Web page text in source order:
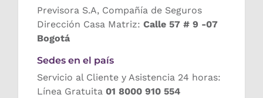
Previsora S.A, Compañía de Seguros
Dirección Casa Matriz: Calle 57 # 9 -07
Bogotá
Sedes en el país
Servicio al Cliente y Asistencia 24 horas:
Línea Gratuita 01 8000 910 554